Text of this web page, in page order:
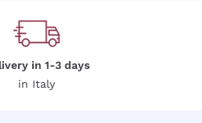
in 1-3 days
in Italy